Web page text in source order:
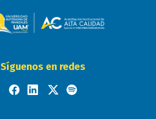
Síguenos en redes